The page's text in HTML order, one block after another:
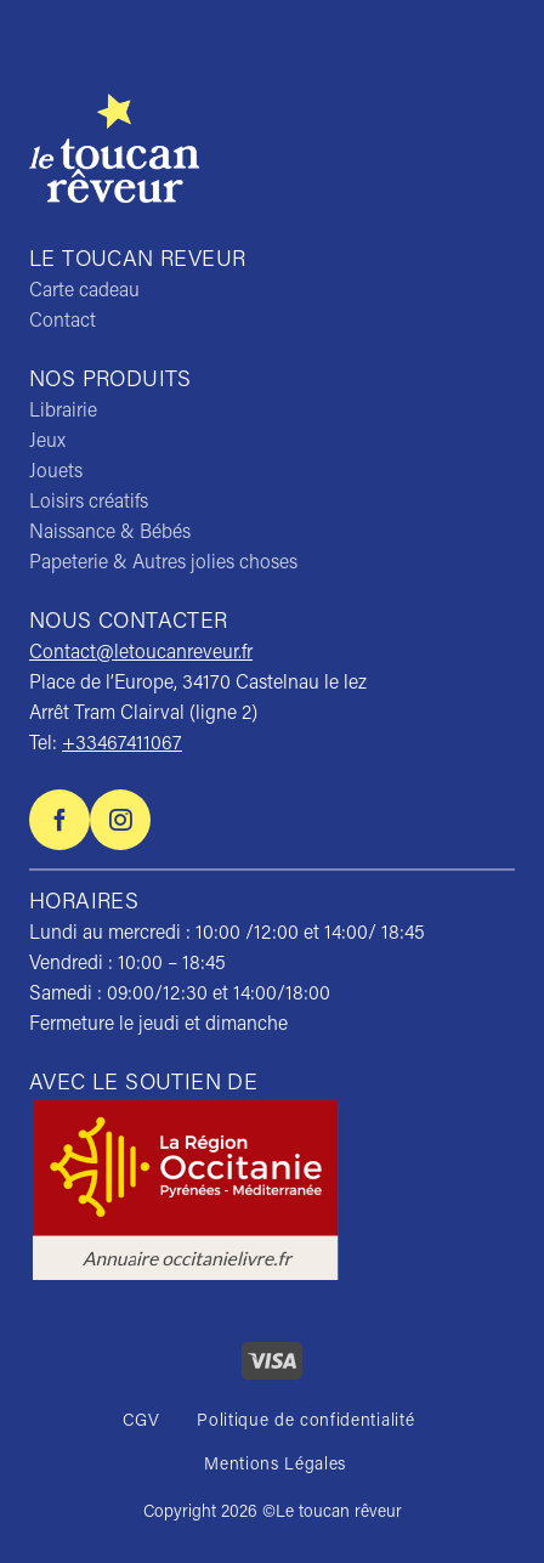
NOS PRODUITS
Librairie
Jeux
Jouets
Loisirs créatifs
Naissance & Bébés
Papeterie & Autres jolies choses
NOUS CONTACTER
Contact@letoucanreveur.fr
Place de l’Europe, 34170 Castelnau le lez
Arrêt Tram Clairval (ligne 2)
Tel: +33467411067
HORAIRES
Lundi au mercredi : 10:00 /12:00 et 14:00/ 18:45
Vendredi : 10:00 – 18:45
Samedi : 09:00/12:30 et 14:00/18:00
Fermeture le jeudi et dimanche
LE TOUCAN REVEUR
Carte cadeau
Contact
AVEC LE SOUTIEN DE
CGV Politique de confidentialité
Mentions Légales
Copyright 2026 ©Le toucan rêveur